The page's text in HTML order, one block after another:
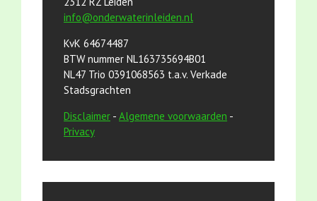
info@onderwaterinleiden.nl
KvK 64674487
BTW nummer NL163735694B01
NL47 Trio 0391068563 t.a.v. Verkade
Stadsgrachten
Disclaimer - Algemene voorwaarden -
Privacy